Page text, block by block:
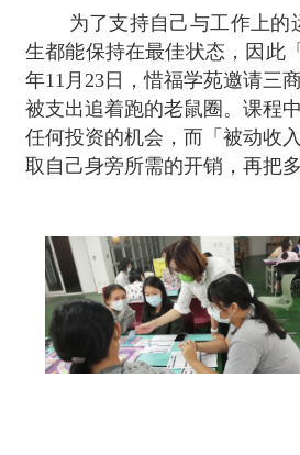
为了支持自己与工作上
生都能保持在最佳状态，因此
年11 月 23日，惜福学苑邀请三
被支出追着跑的老鼠圈。课程
任何投资的机会，而「被动收
取自己身旁所需的开销，再把